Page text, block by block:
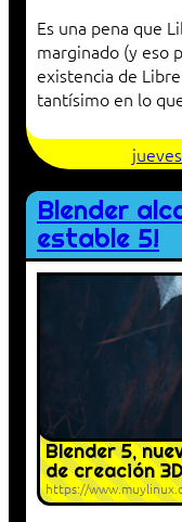
Es una pena que
marginado (y eso
existencia de
tantísimo en lo
Blender
estable 5!
Blender 5,
de creación
https://